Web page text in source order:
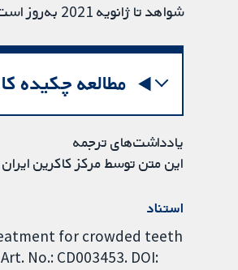
شواهد تا ژانویه 2021 به‌روز است.
مطالعه چکیده
یادداشت‌های ترجمه
این متن توسط مرکز کاکرین
استناد
for crowded teeth
No.: CD003453. DOI: